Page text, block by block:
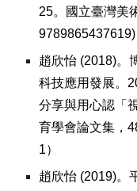
25。國立臺灣美
9789865437619)
趙欣怡 (2018)。
科技應用發展。
分享與用心認「
育學會論文集，
1）
趙欣怡 (2019)。